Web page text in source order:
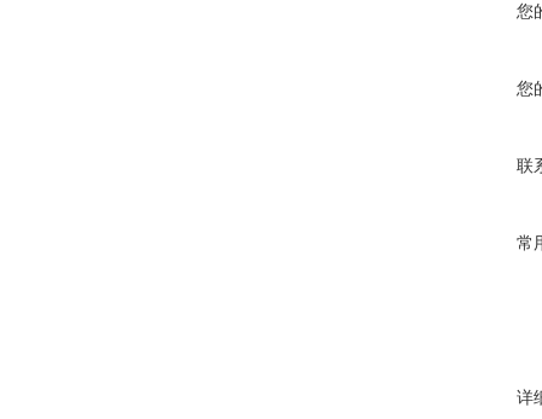
您
您
联
常
详